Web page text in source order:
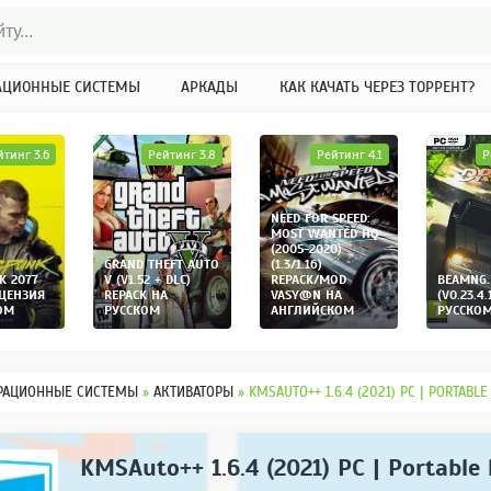
СИСТЕМЫ АРКАДЫ КАК КАЧАТЬ ЧЕРЕЗ ТОРРЕНТ?
2077
3.6
GRAND THEFT AUTO
V (V1.52 + DLC)
REPACK НА
РУССКОМ
Рейтинг 3.8
NEED FOR SPEED:
MOST WANTED HQ
(2005-2020)
(1.3/1.16)
REPACK/MOD
VASY@N НА
АНГЛИЙСКОМ
Рейтинг 4.1
СИСТЕМЫ » АКТИВАТОРЫ » KMSAUTO++ 1.6.4 (2021) PC | PORTABLE
KMSAuto++ 1.6.4 (2021) PC |